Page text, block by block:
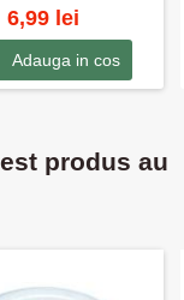
6,99 lei
Adauga in cos
produs au